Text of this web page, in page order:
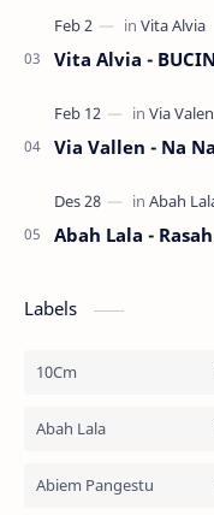
Vita Alvia -
Via Vallen - Na
Abah Lala -
Labels
10Cm
Abah Lala
Abiem Pangestu